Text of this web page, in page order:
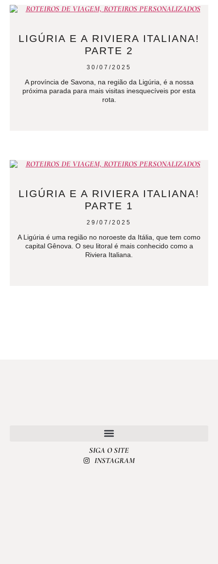
LIGÚRIA E A RIVIERA ITALIANA!
PARTE 2
30/07/2025
A província de Savona, na região da Ligúria, é a nossa
próxima parada para mais visitas inesquecíveis por esta
rota.
LIGÚRIA E A RIVIERA ITALIANA!
PARTE 1
29/07/2025
A Ligúria é uma região no noroeste da Itália, que tem como
capital Gênova. O seu litoral é mais conhecido como a
Riviera Italiana.
SIGA O SITE
INSTAGRAM